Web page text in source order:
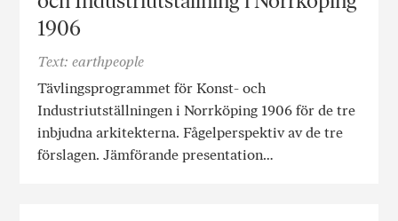
1906
Text: earthpeople
Tävlingsprogrammet för Konst- och
Industriutställningen i Norrköping 1906 för de tre
inbjudna arkitekterna. Fågelperspektiv av de tre
förslagen. Jämförande presentation…